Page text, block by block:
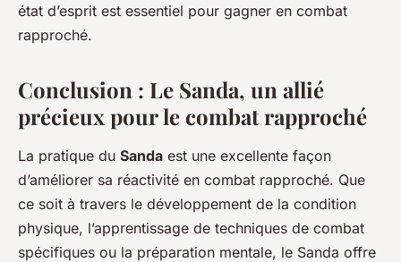
état d’esprit est essentiel pour gagner en combat
rapproché.
Conclusion : Le Sanda, un allié
précieux pour le combat rapproché
La pratique du Sanda est une excellente façon
d’améliorer sa réactivité en combat rapproché. Que
ce soit à travers le développement de la condition
physique, l’apprentissage de techniques de combat
spécifiques ou la préparation mentale, le Sanda offre